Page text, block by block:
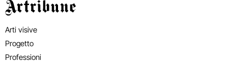
Artribune
Arti visive
Progetto
Professioni